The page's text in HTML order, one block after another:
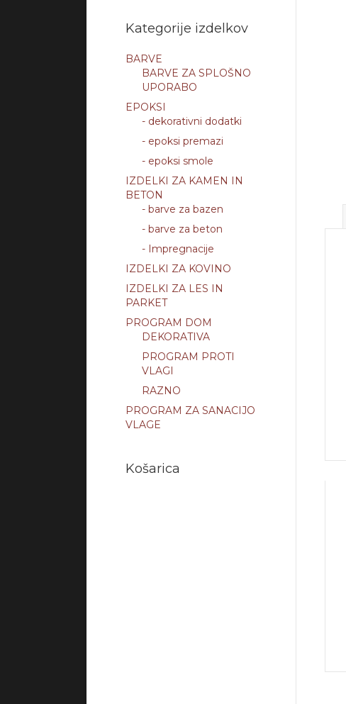
Kategorije izdelkov
BARVE
BARVE ZA SPLOŠNO
UPORABO
EPOKSI
- dekorativni dodatki
- epoksi premazi
- epoksi smole
IZDELKI ZA KAMEN IN
BETON
- barve za bazen
- barve za beton
- Impregnacije
IZDELKI ZA KOVINO
IZDELKI ZA LES IN
PARKET
PROGRAM DOM
DEKORATIVA
PROGRAM PROTI
VLAGI
RAZNO
PROGRAM ZA SANACIJO
VLAGE
Košarica